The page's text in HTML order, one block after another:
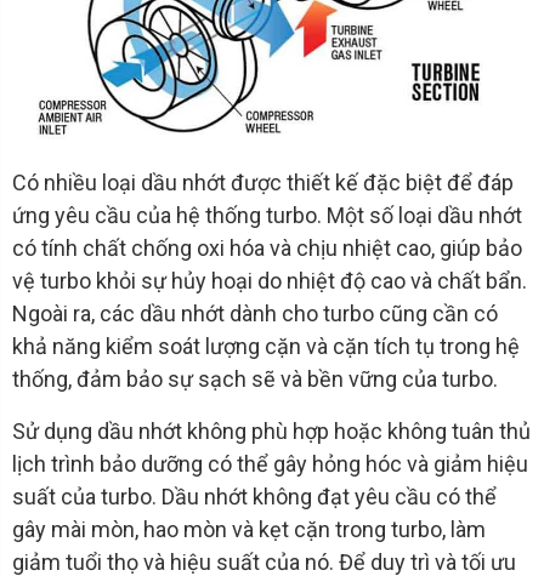
Có nhiều loại dầu nhớt được thiết kế đặc biệt để đáp
ứng yêu cầu của hệ thống turbo. Một số loại dầu nhớt
có tính chất chống oxi hóa và chịu nhiệt cao, giúp bảo
vệ turbo khỏi sự hủy hoại do nhiệt độ cao và chất bẩn.
Ngoài ra, các dầu nhớt dành cho turbo cũng cần có
khả năng kiểm soát lượng cặn và cặn tích tụ trong hệ
thống, đảm bảo sự sạch sẽ và bền vững của turbo.
Sử dụng dầu nhớt không phù hợp hoặc không tuân thủ
lịch trình bảo dưỡng có thể gây hỏng hóc và giảm hiệu
suất của turbo. Dầu nhớt không đạt yêu cầu có thể
gây mài mòn, hao mòn và kẹt cặn trong turbo, làm
giảm tuổi thọ và hiệu suất của nó. Để duy trì và tối ưu